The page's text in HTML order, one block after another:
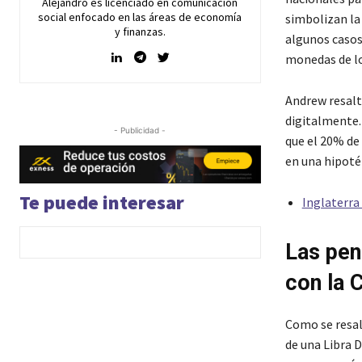
social enfocado en las áreas de economía
y finanzas.
- Publicidad -
Te puede interesar
simbolizan la
algunos
monedas de
Andrew
digitalmente.
que el 20%
en una
Inglaterra
Las
con la
Como se
de una Libra